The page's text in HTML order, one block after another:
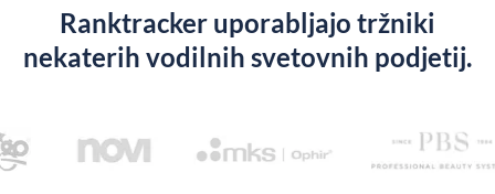
Ranktracker uporabljajo tržniki
nekaterih vodilnih svetovnih podjetij.